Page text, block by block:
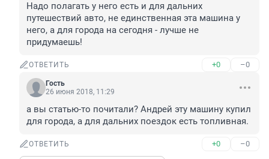
Надо полагать у него есть и для дальних
путешествий авто, не единственная эта машина у
него, а для города на сегодня - лучше не
придумаешь!
ОТВЕТИТЬ +0 –0
Гость
26 июня 2018, 11:29
а вы статью-то почитали? Андрей эту машину купил
для города, а для дальних поездок есть топливная.
ОТВЕТИТЬ +0 –0